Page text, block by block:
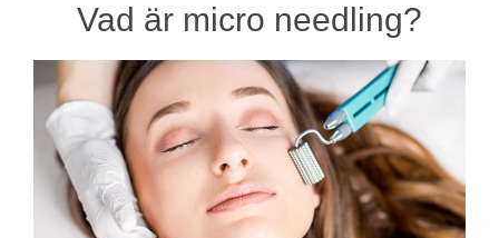
Vad är micro needling?